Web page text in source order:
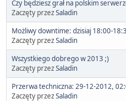
Czy będziesz grał na polskim
Zaczęty przezSaladin
Możliwy downtime: dzisiaj 18:00-
Zaczęty przezSaladin
Wszystkiego dobrego w 2013 ;)
Zaczęty przezSaladin
Przerwa techniczna: 29-12-2012,
Zaczęty przezSaladin